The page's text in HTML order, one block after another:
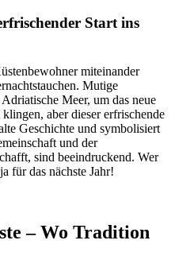
Start ins
miteinander
Mutige
Meer, um das neue
aber dieser erfrischende
Geschichte und symbolisiert
und der
sind beeindruckend. Wer
für das nächste Jahr!
– Wo Tradition